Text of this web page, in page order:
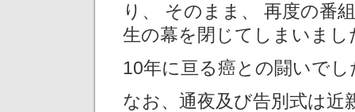
り、 そのまま、 再度の番
生の幕を閉じてしまいまし
10年に亘る癌との闘いで
なお、通夜及び告別式は近